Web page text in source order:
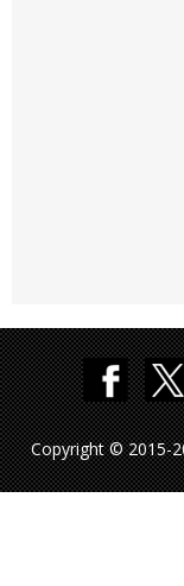
Copyright © 2015-